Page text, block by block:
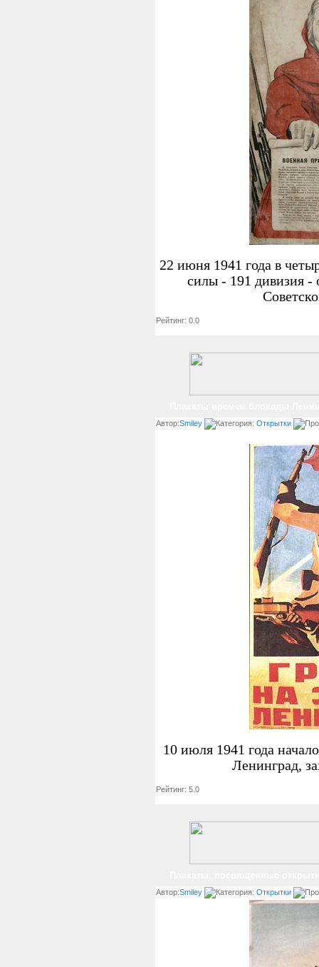
22 июня 1941 года в
силы - 191 дивизия -
Рейтинг: 0.0
Автор:Smiley Категория: Открытки
10 июля 1941 года
Ленинград,
Рейтинг: 5.0
Автор:Smiley Категория: Открытки